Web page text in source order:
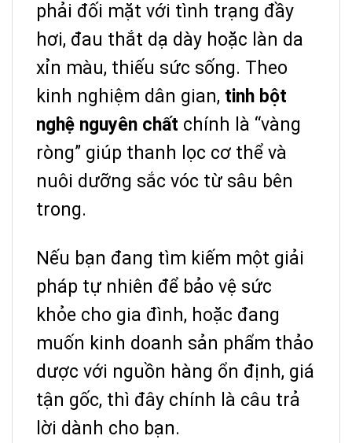
phải đối mặt với tình trạng đầy
hơi, đau thắt dạ dày hoặc làn da
xỉn màu, thiếu sức sống. Theo
kinh nghiệm dân gian, tinh bột
nghệ nguyên chất chính là “vàng
ròng” giúp thanh lọc cơ thể và
nuôi dưỡng sắc vóc từ sâu bên
trong.
Nếu bạn đang tìm kiếm một giải
pháp tự nhiên để bảo vệ sức
khỏe cho gia đình, hoặc đang
muốn kinh doanh sản phẩm thảo
dược với nguồn hàng ổn định, giá
tận gốc, thì đây chính là câu trả
lời dành cho bạn.